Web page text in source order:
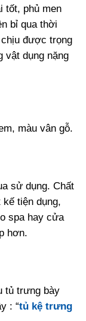
tốt, phủ men
bỉ qua thời
được trọng
vật dụng nặng
màu vân gỗ.
sử dụng. Chất
tiện dụng,
spa hay cửa
hơn.
tủ trưng bày
: “tủ kệ trưng